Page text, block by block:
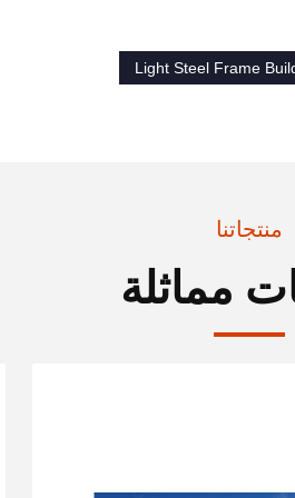
Light Steel Frame
منتجاتنا
مماثلة